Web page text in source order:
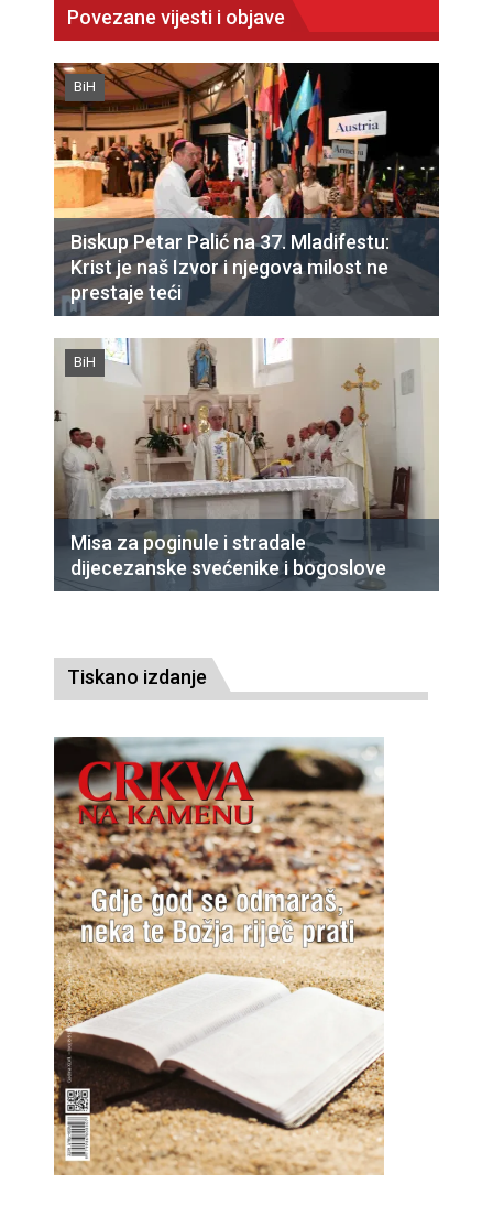
Povezane vijesti i objave
BiH
Biskup Petar Palić na 37. Mladifestu:
Krist je naš Izvor i njegova milost ne
prestaje teći
BiH
Misa za poginule i stradale
dijecezanske svećenike i bogoslove
Tiskano izdanje